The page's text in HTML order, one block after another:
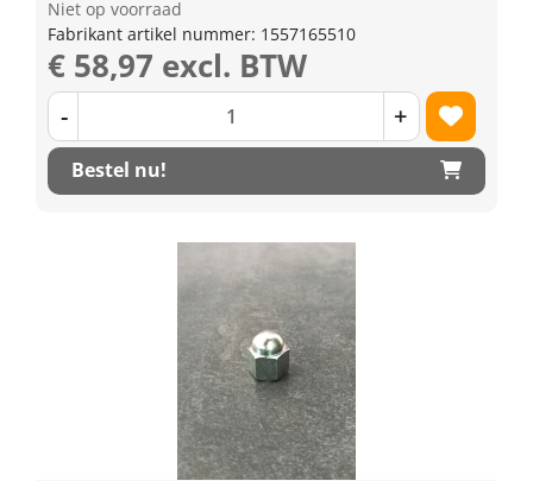
Niet op voorraad
Fabrikant artikel nummer: 1557165510
€ 58,97 excl. BTW
- +
Bestel nu!